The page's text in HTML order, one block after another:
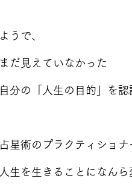
ようで、
まだ見えていなかった
自分の「人生の目的」を
占星術のプラクティショナ
人生を生きることになん